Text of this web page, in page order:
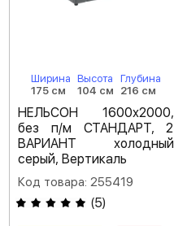
Ширина
175 см
Высота
104 см
Глубина
216 см
НЕЛЬСОН 1600х2000,
без п/м СТАНДАРТ, 2
ВАРИАНТ холодный
серый, Вертикаль
Код товара: 255419
(5)